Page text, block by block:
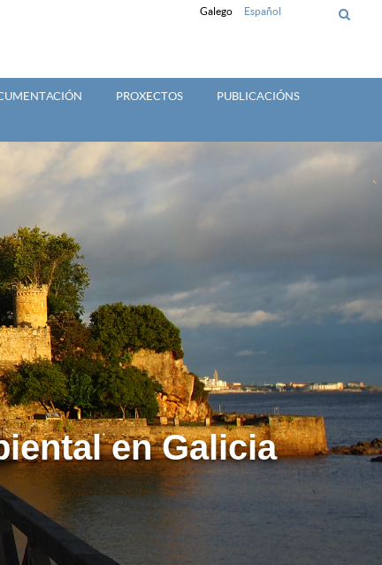
Galego Español
PROXECTOS
PUBLICACIÓNS
en Galicia